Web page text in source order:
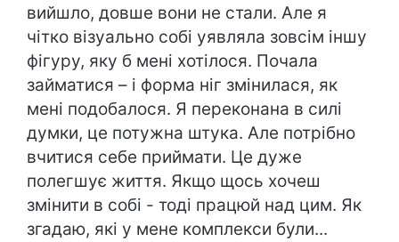
вийшло, довше вони не стали. Але я
чітко візуально собі уявляла зовсім іншу
фігуру, яку б мені хотілося. Почала
займатися – і форма ніг змінилася, як
мені подобалося. Я переконана в силі
думки, це потужна штука. Але потрібно
вчитися себе приймати. Це дуже
полегшує життя. Якщо щось хочеш
змінити в собі - тоді працюй над цим. Як
згадаю, які у мене комплекси були...